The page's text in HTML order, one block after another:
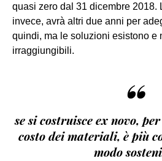
quasi zero dal 31 dicembre 2018.
invece, avrà altri due anni per
quindi, ma le soluzioni esistono e
irraggiungibili.
“
se si costruisce ex novo,
costo dei materiali, è più
modo